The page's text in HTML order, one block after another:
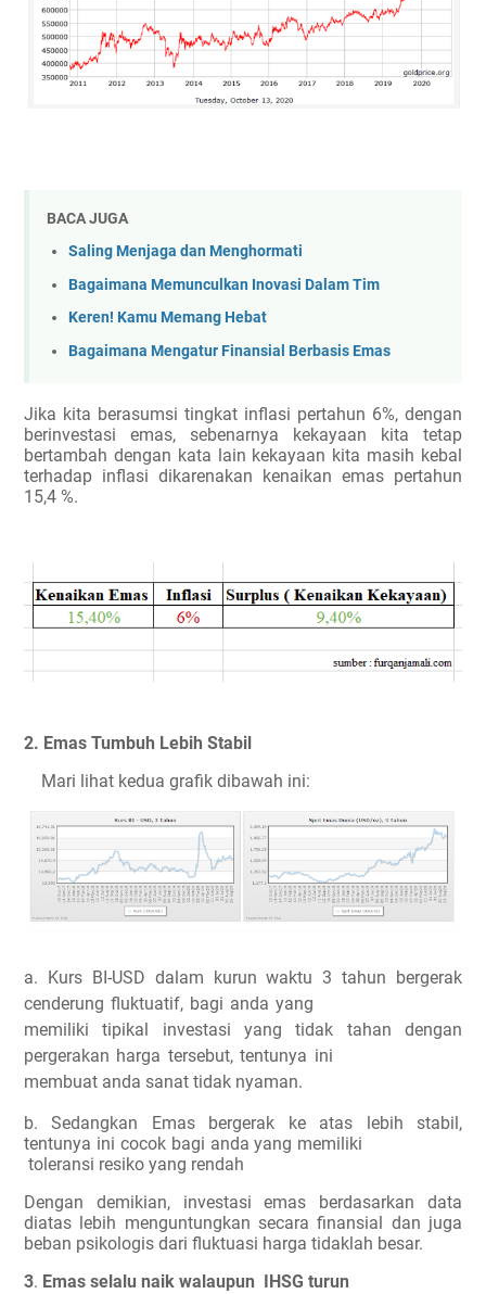
BACA JUGA
Saling Menjaga dan Menghormati
Bagaimana Memunculkan Inovasi Dalam Tim
Keren! Kamu Memang Hebat
Bagaimana Mengatur Finansial Berbasis Emas
Jika kita berasumsi tingkat inflasi pertahun 6%, dengan
berinvestasi emas, sebenarnya kekayaan kita tetap
bertambah dengan kata lain kekayaan kita masih kebal
terhadap inflasi dikarenakan kenaikan emas pertahun
15,4 %.
2. Emas Tumbuh Lebih Stabil
Mari lihat kedua grafik dibawah ini:
a. Kurs BI-USD dalam kurun waktu 3 tahun bergerak
cenderung fluktuatif, bagi anda yang
memiliki tipikal investasi yang tidak tahan dengan
pergerakan harga tersebut, tentunya ini
membuat anda sanat tidak nyaman.
b. Sedangkan Emas bergerak ke atas lebih stabil,
tentunya ini cocok bagi anda yang memiliki
toleransi resiko yang rendah
Dengan demikian, investasi emas berdasarkan data
diatas lebih menguntungkan secara finansial dan juga
beban psikologis dari fluktuasi harga tidaklah besar.
3. Emas selalu naik walaupun IHSG turun